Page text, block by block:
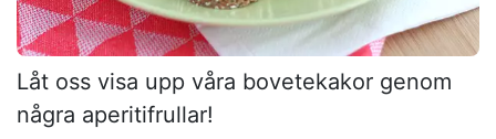
Låt oss visa upp våra bovetekakor genom
några aperitifrullar!